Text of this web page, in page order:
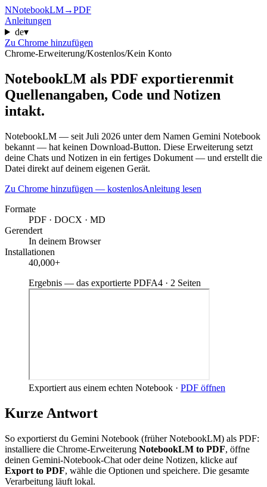
NNotebookLM→PDF
Anleitungen
de▾
Zu Chrome hinzufügen
Chrome-Erweiterung/Kostenlos/Kein Konto
NotebookLM als PDF exportierenmit
Quellenangaben, Code und Notizen
intakt.
NotebookLM — seit Juli 2026 unter dem Namen Gemini Notebook
bekannt — hat keinen Download-Button. Diese Erweiterung setzt
deine Chats und Notizen in ein fertiges Dokument — und erstellt die
Datei direkt auf deinem eigenen Gerät.
Zu Chrome hinzufügen — kostenlosAnleitung lesen
Formate
PDF · DOCX · MD
Gerendert
In deinem Browser
Installationen
40,000+
Ergebnis — das exportierte PDFA4 · 2 Seiten
Exportiert aus einem echten Notebook · PDF öffnen
Kurze Antwort
So exportierst du Gemini Notebook (früher NotebookLM) als PDF:
installiere die Chrome-Erweiterung NotebookLM to PDF, öffne
deinen Gemini-Notebook-Chat oder deine Notizen, klicke auf
Export to PDF, wähle die Optionen und speichere. Die gesamte
Verarbeitung läuft lokal.